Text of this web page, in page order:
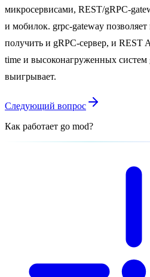
микросервисами, REST/gRPC-
и мобилок. grpc-gateway
получить и gRPC-сервер, и REST
time и высоконагруженных систем
выигрывает.
Следующий вопрос
Как работает go mod?